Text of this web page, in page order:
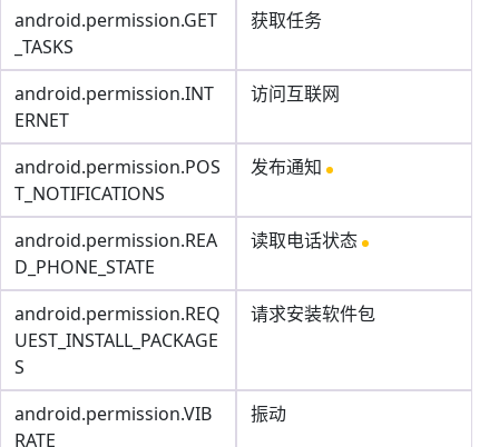
android.permission.GET
_TASKS
获取任务
android.permission.INT
ERNET
访问互联网
android.permission.POS
T_NOTIFICATIONS
发布通知
android.permission.REA
D_PHONE_STATE
读取电话状态
android.permission.REQ
UEST_INSTALL_PACKAGE
S
请求安装软件包
android.permission.VIB
RATE
振动